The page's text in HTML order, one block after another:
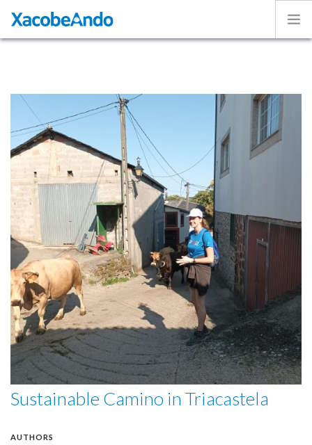
Caminos
Volunteer
Experiences
Exhibition
Login
ENGLISH
Sustainable Camino in Triacastela
AUTHORS